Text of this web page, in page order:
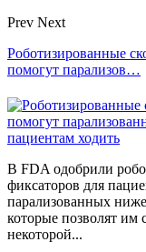
Prev Next
Роботизированные
помогут парализов…
В FDA одобрили
фиксаторов для
парализованных
которые позволят им
некоторой...